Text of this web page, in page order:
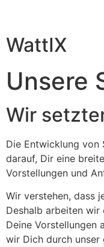
WattIX
Unsere
Wir
Die Entwicklung von
darauf, Dir eine
Vorstellungen und
Wir verstehen, dass
Deshalb arbeiten wir
Deine Vorstellungen
wir Dich durch unser